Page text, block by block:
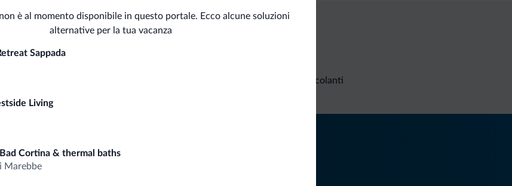
non è al momento disponibile in questo portale. Ecco alcune soluzioni
alternative per la tua vacanza
Sappada
Living
Cortina & thermal baths
Marebbe
Richieste non vincolanti